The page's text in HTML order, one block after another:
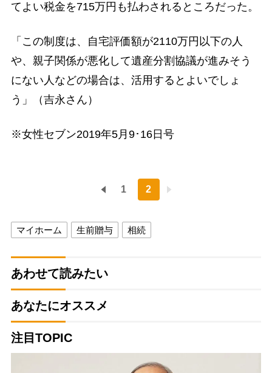
てよい税金を715万円も払わされるところだった。
「この制度は、自宅評価額が2110万円以下の人
や、親子関係が悪化して遺産分割協議が進みそう
にない人などの場合は、活用するとよいでしょ
う」（吉永さん）
※女性セブン2019年5月9･16日号
1 2
マイホーム 生前贈与 相続
あわせて読みたい
あなたにオススメ
注目TOPIC